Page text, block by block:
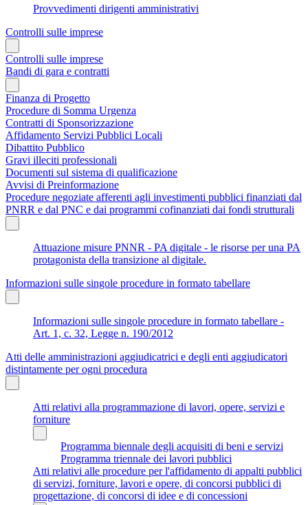
Provvedimenti dirigenti amministrativi
Controlli sulle imprese
Controlli sulle imprese
Bandi di gara e contratti
Finanza di Progetto
Procedure di Somma Urgenza
Contratti di Sponsorizzazione
Affidamento Servizi Pubblici Locali
Dibattito Pubblico
Gravi illeciti professionali
Documenti sul sistema di qualificazione
Avvisi di Preinformazione
Procedure negoziate afferenti agli investimenti pubblici finanziati dal
PNRR e dal PNC e dai programmi cofinanziati dai fondi strutturali
Attuazione misure PNNR - PA digitale - le risorse per una PA
protagonista della transizione al digitale.
Informazioni sulle singole procedure in formato tabellare
Informazioni sulle singole procedure in formato tabellare -
Art. 1, c. 32, Legge n. 190/2012
Atti delle amministrazioni aggiudicatrici e degli enti aggiudicatori
distintamente per ogni procedura
Atti relativi alla programmazione di lavori, opere, servizi e
forniture
Programma biennale degli acquisiti di beni e servizi
Programma triennale dei lavori pubblici
Atti relativi alle procedure per l'affidamento di appalti pubblici
di servizi, forniture, lavori e opere, di concorsi pubblici di
progettazione, di concorsi di idee e di concessioni